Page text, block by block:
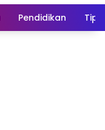
Pendidikan